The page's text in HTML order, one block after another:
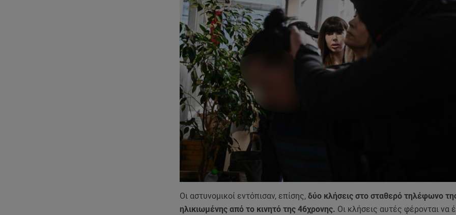
Οι αστυνομικοί εντόπισαν, επίσης, δύο κλήσεις στο σταθερό τηλέφωνο
ηλικιωμένης από το κινητό της 46χρονης. Οι κλήσεις αυτές φέρονται να